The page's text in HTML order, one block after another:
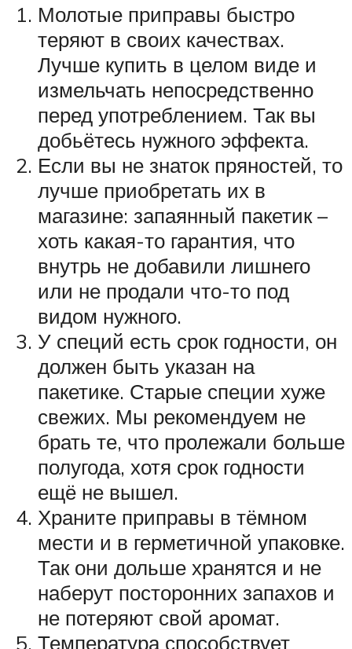
Молотые приправы быстро
теряют в своих качествах.
Лучше купить в целом виде и
измельчать непосредственно
перед употреблением. Так вы
добьётесь нужного эффекта.
Если вы не знаток пряностей, то
лучше приобретать их в
магазине: запаянный пакетик –
хоть какая-то гарантия, что
внутрь не добавили лишнего
или не продали что-то под
видом нужного.
У специй есть срок годности, он
должен быть указан на
пакетике. Старые специи хуже
свежих. Мы рекомендуем не
брать те, что пролежали больше
полугода, хотя срок годности
ещё не вышел.
Храните приправы в тёмном
мести и в герметичной упаковке.
Так они дольше хранятся и не
наберут посторонних запахов и
не потеряют свой аромат.
Температура способствует